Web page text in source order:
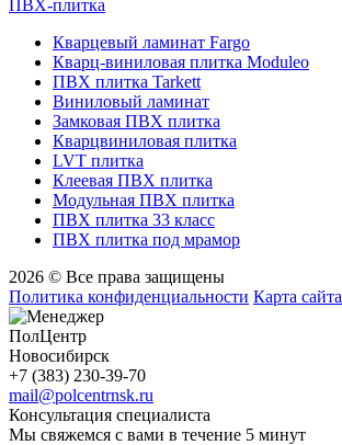
ПВХ-плитка
Кварцевый ламинат Fargo
Кварц-виниловая плитка Moduleo
ПВХ плитка Tarkett
Виниловый ламинат
Замковая ПВХ плитка
Кварцвиниловая плитка
LVT плитка
Клеевая ПВХ плитка
Модульная ПВХ плитка
ПВХ плитка 33 класс
ПВХ плитка под мрамор
2026 © Все права защищены
Политика конфиденциальности Карта сайта
ПолЦентр
Новосибирск
+7 (383) 230-39-70
mail@polcentrnsk.ru
Консультация специалиста
Мы свяжемся с вами в течение 5 минут